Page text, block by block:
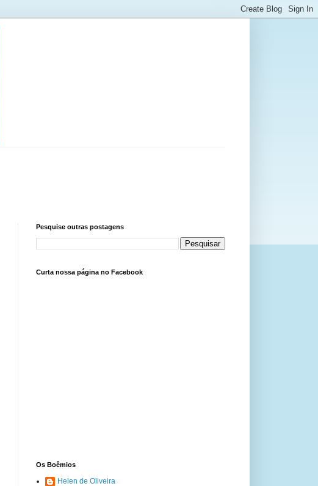
Pesquise outras postagens
Curta nossa página no Facebook
Os Boêmios
Helen de Oliveira